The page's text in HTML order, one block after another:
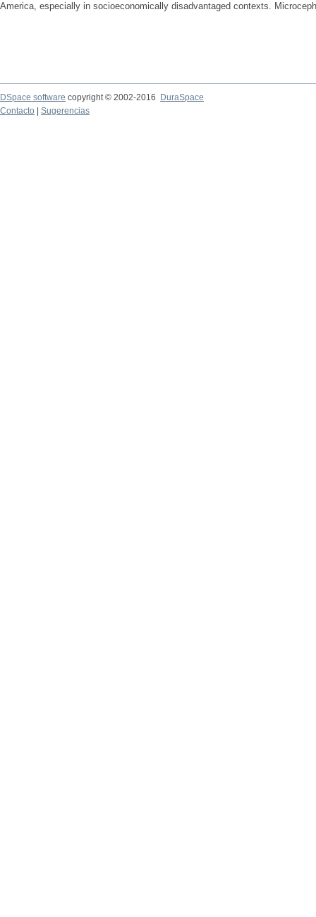
America, especially in socioeconomically disadvantaged contexts.
DSpace software copyright © 2002-2016
DuraSpace
Contacto
Sugerencias